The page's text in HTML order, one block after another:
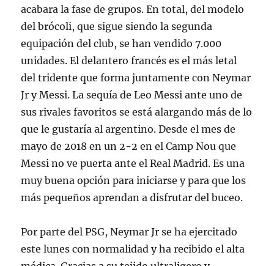
acabara la fase de grupos. En total, del modelo
del brócoli, que sigue siendo la segunda
equipación del club, se han vendido 7.000
unidades. El delantero francés es el más letal
del tridente que forma juntamente con Neymar
Jr y Messi. La sequía de Leo Messi ante uno de
sus rivales favoritos se está alargando más de lo
que le gustaría al argentino. Desde el mes de
mayo de 2018 en un 2-2 en el Camp Nou que
Messi no ve puerta ante el Real Madrid. Es una
muy buena opción para iniciarse y para que los
más pequeños aprendan a disfrutar del buceo.
Por parte del PSG, Neymar Jr se ha ejercitado
este lunes con normalidad y ha recibido el alta